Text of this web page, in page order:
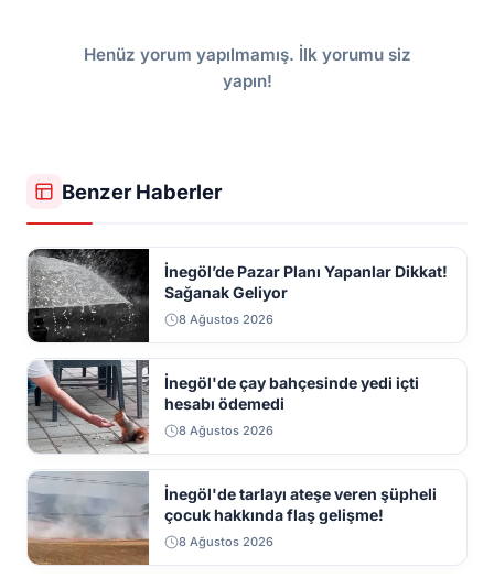
Henüz yorum yapılmamış. İlk yorumu siz
yapın!
Benzer Haberler
İnegöl’de Pazar Planı Yapanlar Dikkat!
Sağanak Geliyor
8 Ağustos 2026
İnegöl'de çay bahçesinde yedi içti
hesabı ödemedi
8 Ağustos 2026
İnegöl'de tarlayı ateşe veren şüpheli
çocuk hakkında flaş gelişme!
8 Ağustos 2026